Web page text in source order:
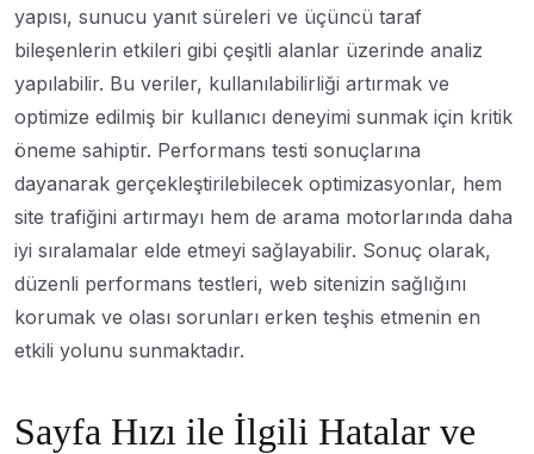
yapısı, sunucu yanıt süreleri ve üçüncü taraf
bileşenlerin etkileri gibi çeşitli alanlar üzerinde analiz
yapılabilir. Bu veriler, kullanılabilirliği artırmak ve
optimize edilmiş bir kullanıcı deneyimi sunmak için kritik
öneme sahiptir. Performans testi sonuçlarına
dayanarak gerçekleştirilebilecek optimizasyonlar, hem
site trafiğini artırmayı hem de arama motorlarında daha
iyi sıralamalar elde etmeyi sağlayabilir. Sonuç olarak,
düzenli performans testleri, web sitenizin sağlığını
korumak ve olası sorunları erken teşhis etmenin en
etkili yolunu sunmaktadır.
Sayfa Hızı ile İlgili Hatalar ve